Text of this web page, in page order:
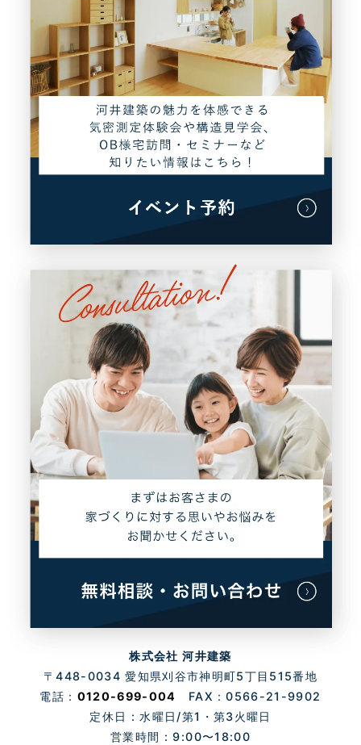
株式会社 河井建築
〒448-0034 愛知県刈谷市神明町5丁目515番地
電話： 0120-699-004
FAX：0566-21-9902
定休日 : 水曜日/第1・第3火曜日
営業時間 : 9:00〜18:00